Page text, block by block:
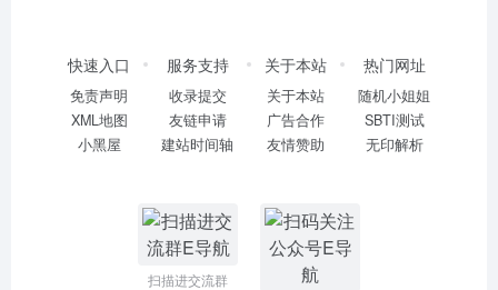
快速入口
免责声明
XML地图
小黑屋
服务支持
收录提交
友链申请
建站时间轴
关于本站
关于本站
广告合作
友情赞助
热门网址
随机小姐姐
SBTI测试
无印解析
扫描进交流群